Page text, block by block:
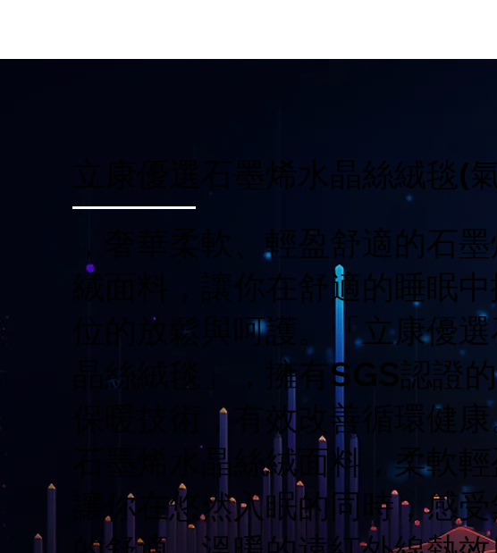
，奢華柔軟、輕盈舒適的石
絨面料，讓你在舒適的睡眠
位的放鬆與呵護。「立康優
晶絲絨毯」，擁有SGS認證
保暖技術，有效改善循環健
石墨烯水晶絲絨面料，柔軟
讓你在悠然入眠的同時，感
立康優選石墨烯水晶絲絨毯(